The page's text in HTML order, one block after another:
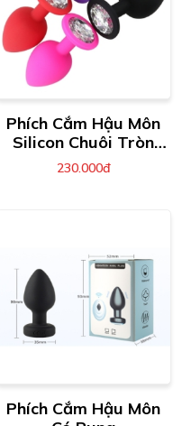
Phích Cắm Hậu Môn
Silicon Chuôi Tròn
Đính Đá
230.000đ
Phích Cắm Hậu Môn